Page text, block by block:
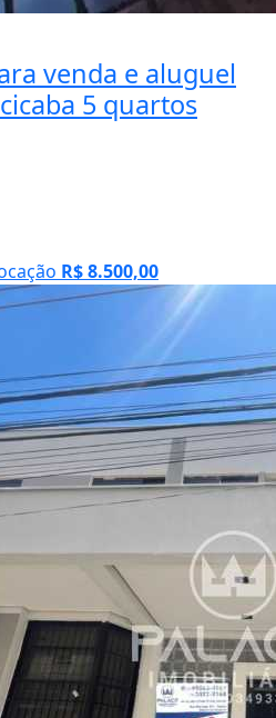
venda e aluguel
5 quartos
R$ 8.500,00